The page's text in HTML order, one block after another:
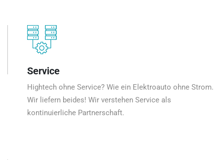
Service
Hightech ohne Service? Wie ein Elektroauto ohne Strom.
Wir liefern beides! Wir verstehen Service als
kontinuierliche Partnerschaft.